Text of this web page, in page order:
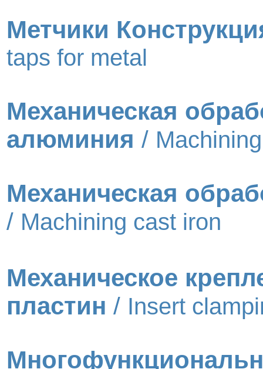
Метчики
taps for metal
Механическая
алюминия /
Механическая
/ Machining cast iron
Механическое
пластин / Insert